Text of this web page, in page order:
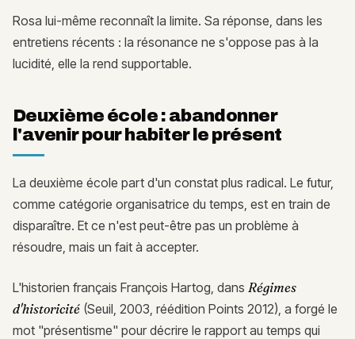
Rosa lui-même reconnaît la limite. Sa réponse, dans les
entretiens récents : la résonance ne s'oppose pas à la
lucidité, elle la rend supportable.
Deuxième école : abandonner
l'avenir pour habiter le présent
La deuxième école part d'un constat plus radical. Le futur,
comme catégorie organisatrice du temps, est en train de
disparaître. Et ce n'est peut-être pas un problème à
résoudre, mais un fait à accepter.
L'historien français François Hartog, dans Régimes
d'historicité (Seuil, 2003, réédition Points 2012), a forgé le
mot "présentisme" pour décrire le rapport au temps qui